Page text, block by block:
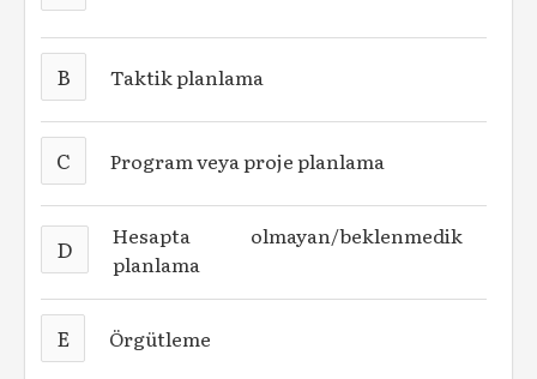
B Taktik planlama
C Program veya proje planlama
D
Hesapta olmayan/beklenmedik
planlama
E Örgütleme